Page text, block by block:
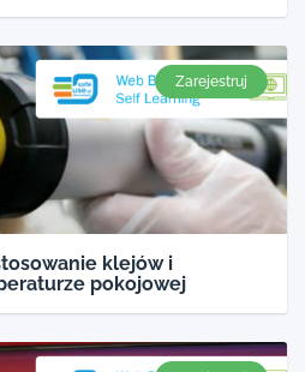
Zarejestruj
klejów i
pokojowej